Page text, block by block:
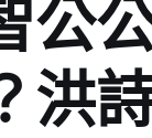
公
洪